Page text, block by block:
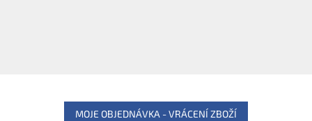
MOJE OBJEDNÁVKA - VRÁCENÍ ZBOŽÍ